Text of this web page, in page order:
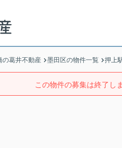
の葛井不動産 墨田区の物件一覧 押上
この物件の募集は終了し